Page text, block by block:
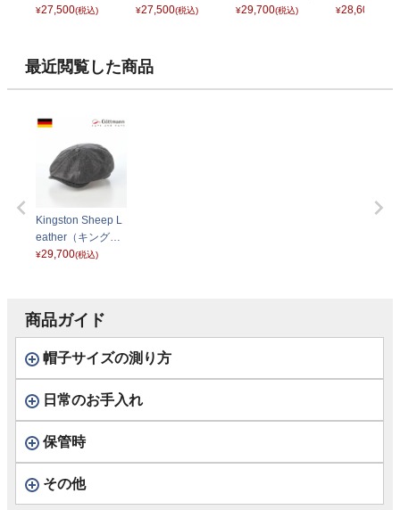
G1645492 ブラウ
¥27,500(税込)
G1645492 ブラッ
¥27,500(税込)
カーフレザー） G
¥29,700(税込)
スケット）
¥28,600
最近閲覧した商品
Kingston Sheep L
eather（キングス
トン シープレザ
¥29,700(税込)
商品ガイド
帽子サイズの測り方
日常のお手入れ
保管時
その他